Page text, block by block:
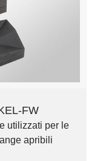
FW
utilizzati per le
apribili